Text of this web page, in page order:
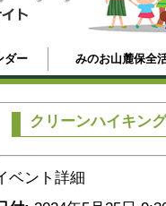
ダー みのお山麓保全
クリーンハイキン
ベント詳細